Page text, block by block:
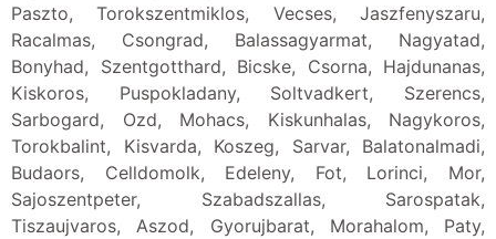
Paszto, Torokszentmiklos, Vecses, Jaszfenyszaru,
Racalmas, Csongrad, Balassagyarmat, Nagyatad,
Bonyhad, Szentgotthard, Bicske, Csorna, Hajdunanas,
Kiskoros, Puspokladany, Soltvadkert, Szerencs,
Sarbogard, Ozd, Mohacs, Kiskunhalas, Nagykoros,
Torokbalint, Kisvarda, Koszeg, Sarvar, Balatonalmadi,
Budaors, Celldomolk, Edeleny, Fot, Lorinci, Mor,
Sajoszentpeter, Szabadszallas, Sarospatak,
Tiszaujvaros, Aszod, Gyorujbarat, Morahalom, Paty,